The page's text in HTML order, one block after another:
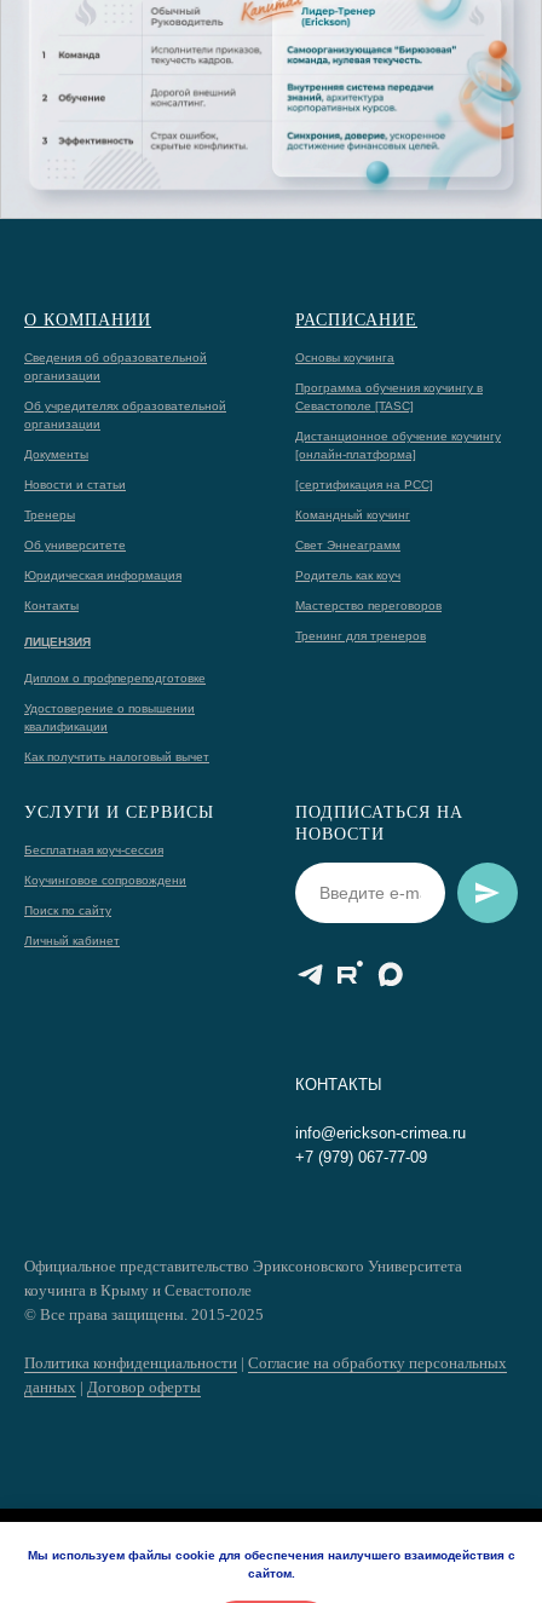
О КОМПАНИИ
Сведения об образовательной
организации
Об учредителях образовательной
организации
Документы
Новости и статьи
Тренеры
Об университете
Юридическая информация
Контакты
ЛИЦЕНЗИЯ
Диплом о профпереподготовке
Удостоверение о повышении
квалификации
Как получтить налоговый вычет
РАСПИСАНИЕ
Основы коучинга
Программа обучения коучингу в
Севастополе [TASC]
Дистанционное обучение коучингу
[онлайн-платформа]
[сертификация на PCC]
Командный коучинг
Свет Эннеаграмм
Родитель как коуч
Мастерство переговоров
Тренинг для тренеров
УСЛУГИ И СЕРВИСЫ
Бесплатная коуч-сессия
Коучинговое сопровождени
Поиск по сайту
Личный кабинет
ПОДПИСАТЬСЯ НА
НОВОСТИ
КОНТАКТЫ
info@erickson-crimea.ru
+7 (979) 067-77-09
Мы используем файлы cookie для обеспечения наилучшего взаимодействия с
сайтом.
Официальное представительство Эриксоновского Университета
коучинга в Крыму и Севастополе
© Все права защищены. 2015-2025
Политика конфиденциальности | Согласие на обработку персональных
данных | Договор оферты
Made on Tilda